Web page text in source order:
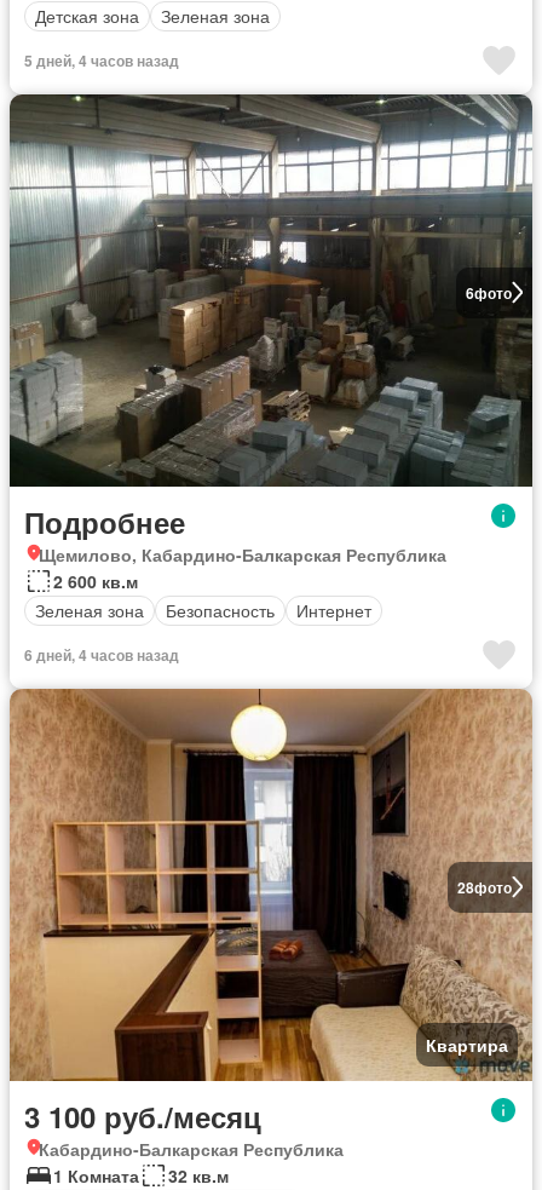
Детская зона
Зеленая зона
5 дней, 4 часов назад
6фото
Подробнее
Щемилово, Кабардино-Балкарская Республика
2 600 кв.м
Зеленая зона
Безопасность Интернет
6 дней, 4 часов назад
28фото
Квартира
3 100 руб./месяц
Кабардино-Балкарская Республика
1 Комната
32 кв.м